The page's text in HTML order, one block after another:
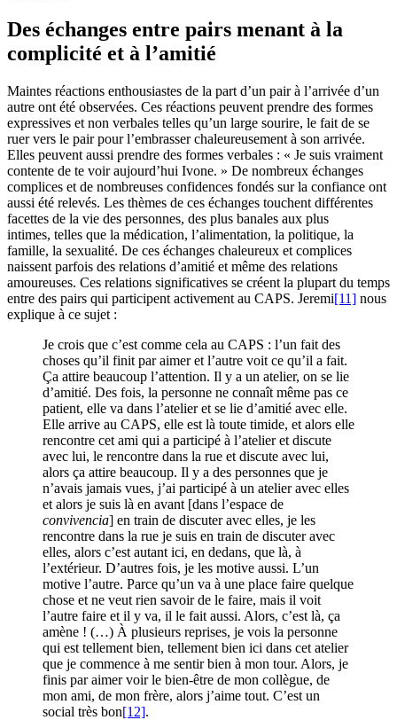
Des échanges entre pairs menant à la
complicité et à l’amitié
Maintes réactions enthousiastes de la part d’un pair à l’arrivée d’un
autre ont été observées. Ces réactions peuvent prendre des formes
expressives et non verbales telles qu’un large sourire, le fait de se
ruer vers le pair pour l’embrasser chaleureusement à son arrivée.
Elles peuvent aussi prendre des formes verbales : « Je suis vraiment
contente de te voir aujourd’hui Ivone. » De nombreux échanges
complices et de nombreuses confidences fondés sur la confiance ont
aussi été relevés. Les thèmes de ces échanges touchent différentes
facettes de la vie des personnes, des plus banales aux plus
intimes, telles que la médication, l’alimentation, la politique, la
famille, la sexualité. De ces échanges chaleureux et complices
naissent parfois des relations d’amitié et même des relations
amoureuses. Ces relations significatives se créent la plupart du temps
entre des pairs qui participent activement au CAPS. Jeremi[11] nous
explique à ce sujet :
Je crois que c’est comme cela au CAPS : l’un fait des
choses qu’il finit par aimer et l’autre voit ce qu’il a fait.
Ça attire beaucoup l’attention. Il y a un atelier, on se lie
d’amitié. Des fois, la personne ne connaît même pas ce
patient, elle va dans l’atelier et se lie d’amitié avec elle.
Elle arrive au CAPS, elle est là toute timide, et alors elle
rencontre cet ami qui a participé à l’atelier et discute
avec lui, le rencontre dans la rue et discute avec lui,
alors ça attire beaucoup. Il y a des personnes que je
n’avais jamais vues, j’ai participé à un atelier avec elles
et alors je suis là en avant [dans l’espace de
convivencia] en train de discuter avec elles, je les
rencontre dans la rue je suis en train de discuter avec
elles, alors c’est autant ici, en dedans, que là, à
l’extérieur. D’autres fois, je les motive aussi. L’un
motive l’autre. Parce qu’un va à une place faire quelque
chose et ne veut rien savoir de le faire, mais il voit
l’autre faire et il y va, il le fait aussi. Alors, c’est là, ça
amène ! (…) À plusieurs reprises, je vois la personne
qui est tellement bien, tellement bien ici dans cet atelier
que je commence à me sentir bien à mon tour. Alors, je
finis par aimer voir le bien-être de mon collègue, de
mon ami, de mon frère, alors j’aime tout. C’est un
social très bon[12].